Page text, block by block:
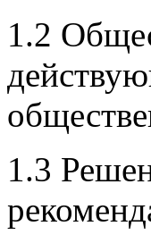
1.2
1.3